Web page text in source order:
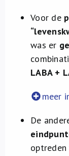
Voor de
was er
LABA +
meer
De
optreden